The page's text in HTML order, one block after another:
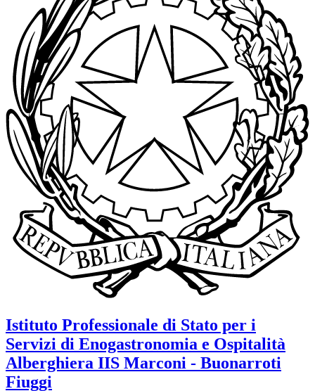
Istituto Professionale di Stato per i
Servizi di Enogastronomia e Ospitalità
Alberghiera IIS Marconi - Buonarroti
Fiuggi